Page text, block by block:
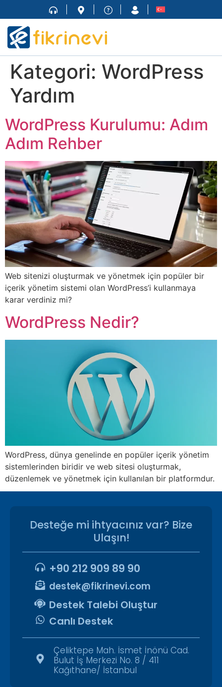
Kategori: WordPress
Yardım
WordPress Kurulumu: Adım
Adım Rehber
Web sitenizi oluşturmak ve yönetmek için popüler bir
içerik yönetim sistemi olan WordPress’i kullanmaya
karar verdiniz mi?
WordPress Nedir?
WordPress, dünya genelinde en popüler içerik yönetim
sistemlerinden biridir ve web sitesi oluşturmak,
düzenlemek ve yönetmek için kullanılan bir platformdur.
Desteğe mi ihtyacınız var? Bize
Ulaşın!
+90 212 909 89 90
destek@fikrinevi.com
Destek Talebi Oluştur
Canlı Destek
Çeliktepe Mah. İsmet İnönü Cad.
Bulut İş Merkezi No. 8 / 411
Kağıthane/ İstanbul